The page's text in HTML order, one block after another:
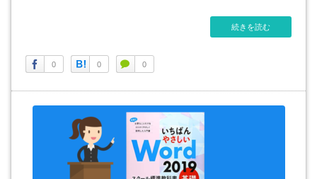
続きを読む
0 0 0